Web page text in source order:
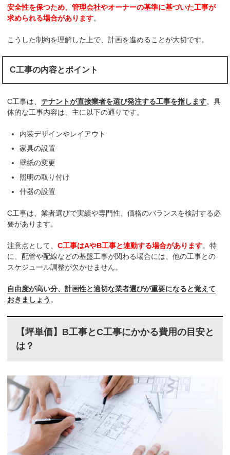
安全性を保つため、管理会社やオーナーの基準に基づいた工事が
求められる場合があります。
こうした制約を理解した上で、計画を進めることが大切です。
C工事の内容とポイント
C工事は、 テナントが直接業者を選び発注する工事を指します。具
体的な工事内容は、主に以下の通りです。
内装デザインやレイアウト
家具の設置
壁紙の変更
照明の取り付け
什器の設置
C工事は、業者選びで実績や専門性、価格のバランスを検討する必
要があります。
注意点として、C工事はAやB工事と連動する場合があります。特
に、配管や配線などの基盤工事が関わる場合には、他の工事との
スケジュール調整が欠かせません。
自由度が高い分、計画性と適切な業者選びが重要になると覚えて
おきましょう 。
【坪単価】B工事とC工事にかかる費用の目安と
は？